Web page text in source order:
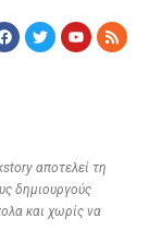
αποτελεί τη
δημιουργούς
και χωρίς να